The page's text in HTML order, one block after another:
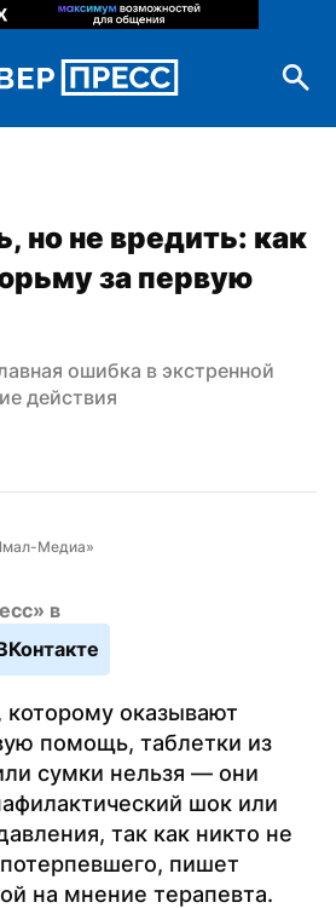
но не вредить: как
за первую
ошибка в экстренной
действия
Медиа»
в
которому оказывают
помощь, таблетки из
сумки нельзя — они
шок или
так как никто не
пишет
на мнение терапевта.